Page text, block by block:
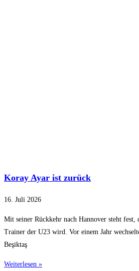
Koray Ayar ist zurück
16. Juli 2026
Mit seiner Rückkehr nach Hannover steht fest,
Trainer der U23 wird. Vor einem Jahr
Beşiktaş
Weiterlesen »